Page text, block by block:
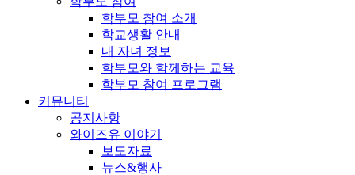
학부모 참여 소개
학교생활 안내
내 자녀 정보
학부모와 함께하는 교육
학부모 참여 프로그램
커뮤니티
공지사항
와이즈유 이야기
보도자료
뉴스&행사